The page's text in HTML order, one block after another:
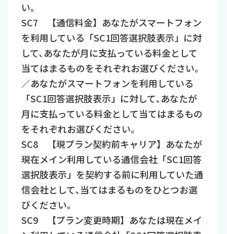
い｡
SC7 【通信料金】あなたがスマートフォン
を利用している「SC1回答選択肢表示」に対
して､あなたが月に支払っている料金として
当てはまるものをそれぞれお選びください｡
／あなたがスマートフォンを利用している
「SC1回答選択肢表示」に対して､あなたが
月に支払っている料金として当てはまるもの
をそれぞれお選びください｡
SC8 【現プラン契約前キャリア】あなたが
現在メイン利用している通信会社「SC1回答
選択肢表示」を契約する前に利用していた通
信会社として､当てはまるものをひとつお選
びください｡
SC9 【プラン変更時期】あなたは現在メイ